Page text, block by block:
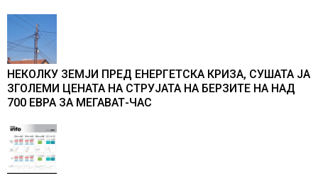
НЕКОЛКУ ЗЕМЈИ ПРЕД ЕНЕРГЕТСКА КРИЗА, СУШАТА ЈА
ЗГОЛЕМИ ЦЕНАТА НА СТРУЈАТА НА БЕРЗИТЕ НА НАД
700 ЕВРА ЗА МЕГАВАТ-ЧАС